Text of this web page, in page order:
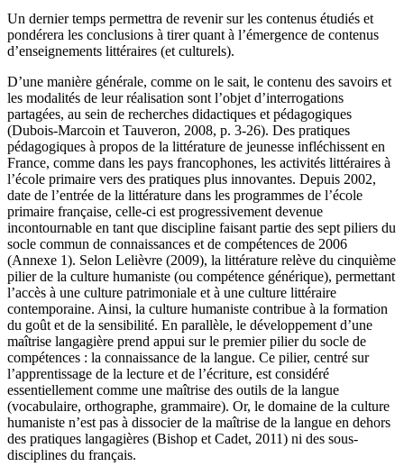
Un dernier temps permettra de revenir sur les contenus étudiés et
pondérera les conclusions à tirer quant à l’émergence de contenus
d’enseignements littéraires (et culturels).
D’une manière générale, comme on le sait, le contenu des savoirs et
les modalités de leur réalisation sont l’objet d’interrogations
partagées, au sein de recherches didactiques et pédagogiques
(Dubois-Marcoin et Tauveron, 2008, p. 3-26). Des pratiques
pédagogiques à propos de la littérature de jeunesse infléchissent en
France, comme dans les pays francophones, les activités littéraires à
l’école primaire vers des pratiques plus innovantes. Depuis 2002,
date de l’entrée de la littérature dans les programmes de l’école
primaire française, celle-ci est progressivement devenue
incontournable en tant que discipline faisant partie des sept piliers du
socle commun de connaissances et de compétences de 2006
(Annexe 1). Selon Lelièvre (2009), la littérature relève du cinquième
pilier de la culture humaniste (ou compétence générique), permettant
l’accès à une culture patrimoniale et à une culture littéraire
contemporaine. Ainsi, la culture humaniste contribue à la formation
du goût et de la sensibilité. En parallèle, le développement d’une
maîtrise langagière prend appui sur le premier pilier du socle de
compétences : la connaissance de la langue. Ce pilier, centré sur
l’apprentissage de la lecture et de l’écriture, est considéré
essentiellement comme une maîtrise des outils de la langue
(vocabulaire, orthographe, grammaire). Or, le domaine de la culture
humaniste n’est pas à dissocier de la maîtrise de la langue en dehors
des pratiques langagières (Bishop et Cadet, 2011) ni des sous-
disciplines du français.